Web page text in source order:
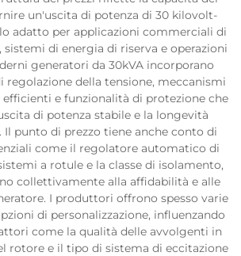
un'uscita di potenza di 30 kilovolt-
adatto per applicazioni commerciali di
di energia di riserva e operazioni
generatori da 30kVA incorporano
regolazione della tensione, meccanismi
e funzionalità di protezione che
di potenza stabile e la longevità
Il punto di prezzo tiene anche conto di
come il regolatore automatico di
a rotule e la classe di isolamento,
collettivamente alla affidabilità e alle
I produttori offrono spesso varie
di personalizzazione, influenzando
come la qualità delle avvolgenti in
rotore e il tipo di sistema di eccitazione